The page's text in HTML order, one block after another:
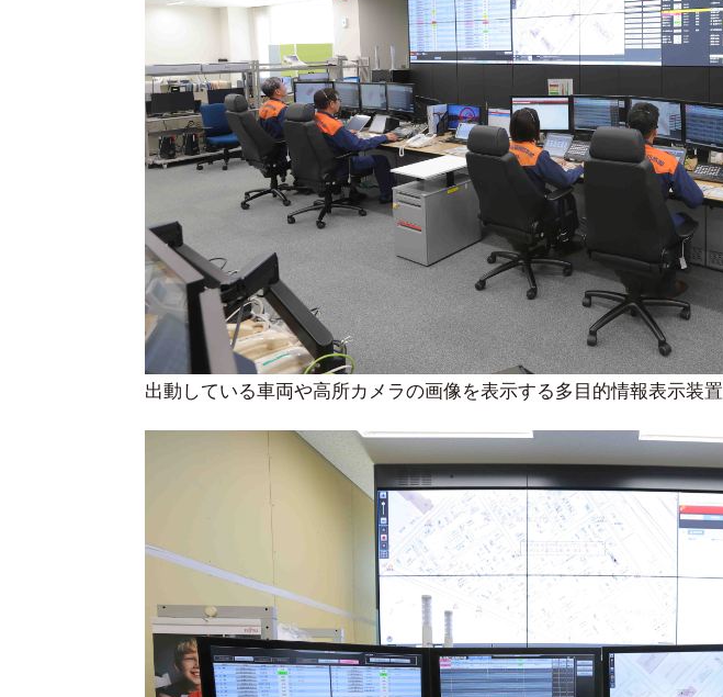
出動している車両や高所カメラの画像を表示する多目的情報表示装置